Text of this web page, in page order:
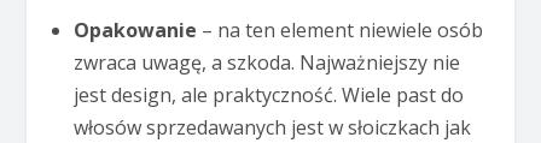
Opakowanie – na ten element niewiele osób
zwraca uwagę, a szkoda. Najważniejszy nie
jest design, ale praktyczność. Wiele past do
włosów sprzedawanych jest w słoiczkach jak